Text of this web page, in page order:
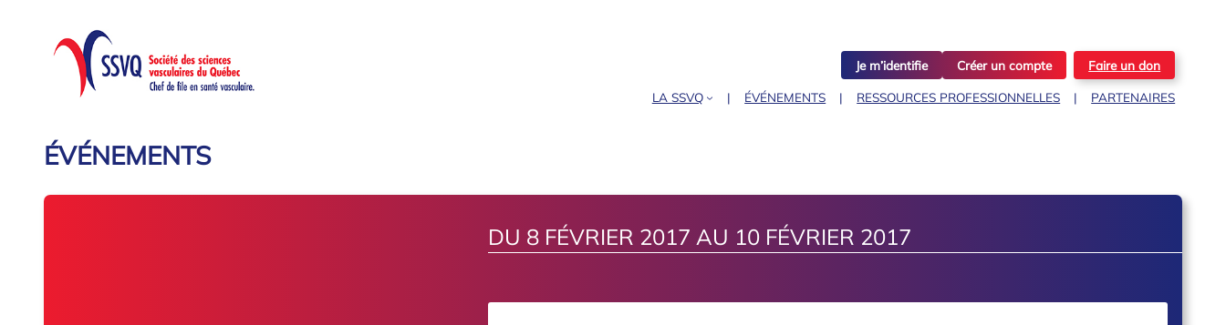
Je m’identifie Créer un compte Faire un don
LA SSVQ ÉVÉNEMENTS RESSOURCES PROFESSIONNELLES PARTENAIRES
ÉVÉNEMENTS
DU 8 FÉVRIER 2017 AU 10 FÉVRIER 2017